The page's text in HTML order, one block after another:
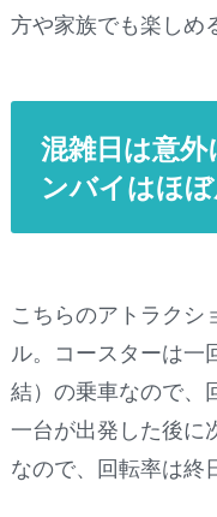
方や家族でも楽しめ
混雑日は意
ンバイはほぼ
こちらのアトラクシ
ル。コースターは一
結）の乗車なので、
一台が出発した後に
なので、回転率は終